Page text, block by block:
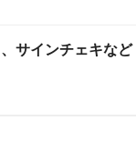
サインチェキなど